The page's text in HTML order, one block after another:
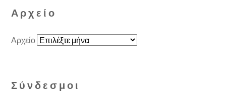
Αρχείο
Αρχείο
Σύνδεσμοι